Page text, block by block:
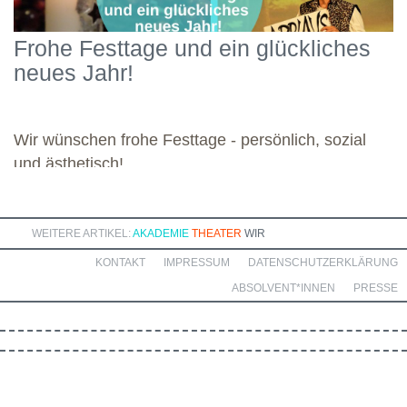
Engagement widmete sich die Gruppe diesen vielseitigen
Schwerpunkten und legte damit einen starken Grundstein für die
kommenden Module. Günther wünscht allen weiteren
Dozierenden viel Freude bei ihren Modulen sowie eine ebenso
Frohe Festtage und ein glückliches
neues Jahr!
Wir wünschen frohe Festtage - persönlich, sozial
und ästhetisch!
WEITERE ARTIKEL: AKADEMIE THEATER WIR
DATENSCHUTZERKLÄRUNG
IMPRESSUM
KONTAKT
PRESSE
ABSOLVENT*INNEN